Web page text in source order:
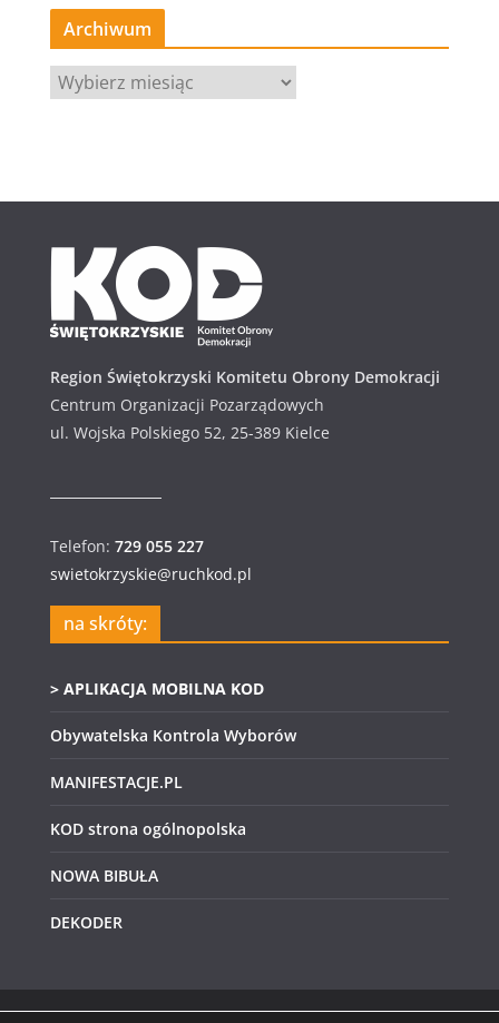
Archiwum
A
r
u
Region Świętokrzyski Komitetu Obrony Demokracji
Centrum Organizacji Pozarządowych
ul. Wojska Polskiego 52, 25-389 Kielce
Telefon: 729 055 227
swietokrzyskie@ruchkod.pl
na skróty:
> APLIKACJA MOBILNA KOD
Obywatelska Kontrola Wyborów
MANIFESTACJE.PL
KOD strona ogólnopolska
NOWA BIBUŁA
DEKODER